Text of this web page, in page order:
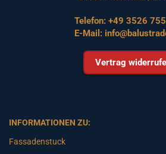
Telefon: +49 3526
E-Mail:
Vertrag
INFORMATIONEN ZU:
Fassadenstuck